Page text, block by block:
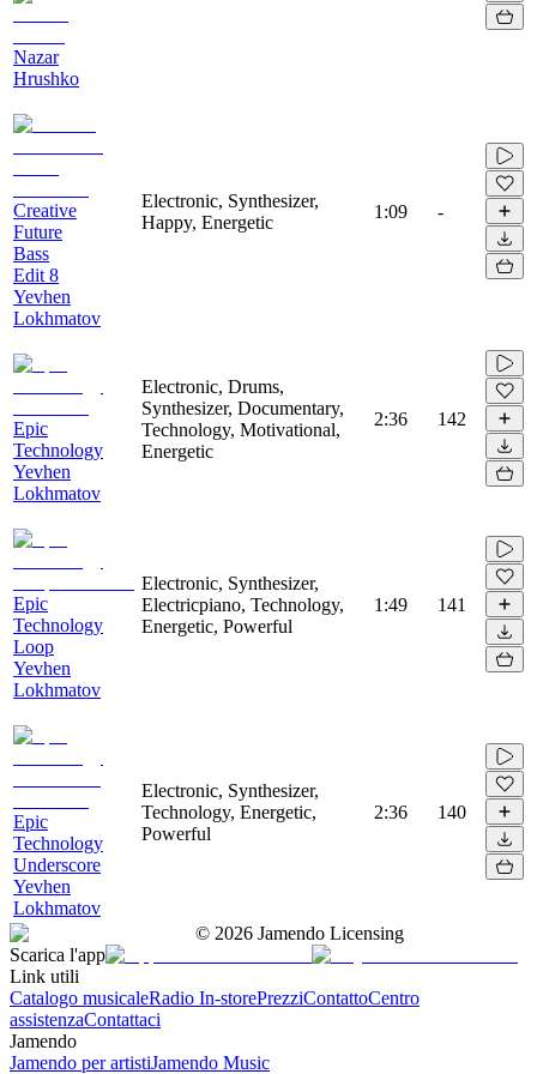
Nazar
Hrushko
Creative
Future
Bass
Edit 8
Yevhen
Lokhmatov
Electronic, Synthesizer,
Happy, Energetic
1:09 -
Epic
Technology
Yevhen
Lokhmatov
Electronic, Drums,
Synthesizer, Documentary,
Technology, Motivational,
Energetic
2:36 142
Epic
Technology
Loop
Yevhen
Lokhmatov
Electronic, Synthesizer,
Electricpiano, Technology,
Energetic, Powerful
1:49 141
Epic
Technology
Underscore
Yevhen
Lokhmatov
Electronic, Synthesizer,
Technology, Energetic,
Powerful
2:36 140
© 2026 Jamendo Licensing
Scarica l'app
Link utili
Catalogo musicaleRadio In-storePrezziContattoCentro
assistenzaContattaci
Jamendo
Jamendo per artistiJamendo Music